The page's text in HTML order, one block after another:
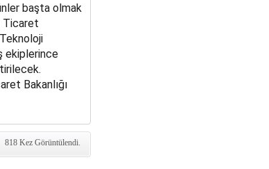
başta olmak
Ticaret
ekiplerince
Bakanlığı
818 Kez Görüntülendi.